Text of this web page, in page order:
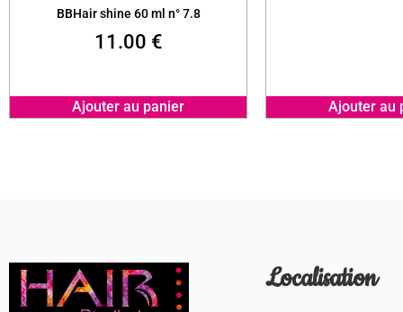
BBHair shine 60 ml n° 7.8
11.00 €
Ajouter au panier Ajouter au
Localisation